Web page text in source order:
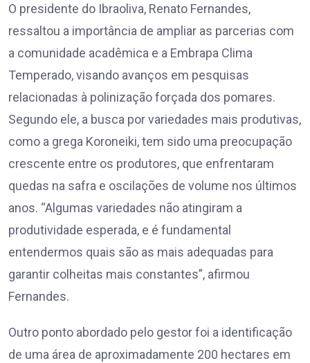
O presidente do Ibraoliva, Renato Fernandes,
ressaltou a importância de ampliar as parcerias com
a comunidade acadêmica e a Embrapa Clima
Temperado, visando avanços em pesquisas
relacionadas à polinização forçada dos pomares.
Segundo ele, a busca por variedades mais produtivas,
como a grega Koroneiki, tem sido uma preocupação
crescente entre os produtores, que enfrentaram
quedas na safra e oscilações de volume nos últimos
anos. “Algumas variedades não atingiram a
produtividade esperada, e é fundamental
entendermos quais são as mais adequadas para
garantir colheitas mais constantes”, afirmou
Fernandes.
Outro ponto abordado pelo gestor foi a identificação
de uma área de aproximadamente 200 hectares em